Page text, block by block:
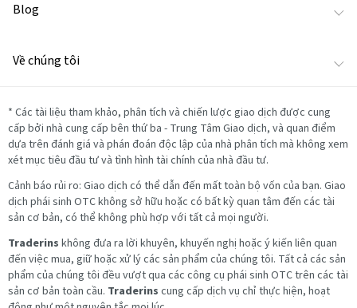
Blog
Về chúng tôi
* Các tài liệu tham khảo, phân tích và chiến lược giao dịch được cung
cấp bởi nhà cung cấp bên thứ ba - Trung Tâm Giao dịch, và quan điểm
dựa trên đánh giá và phán đoán độc lập của nhà phân tích mà không xem
xét mục tiêu đầu tư và tình hình tài chính của nhà đầu tư.
Cảnh báo rủi ro: Giao dịch có thể dẫn đến mất toàn bộ vốn của bạn. Giao
dịch phái sinh OTC không sở hữu hoặc có bất kỳ quan tâm đến các tài
sản cơ bản, có thể không phù hợp với tất cả mọi người.
Traderins không đưa ra lời khuyên, khuyến nghị hoặc ý kiến liên quan
đến việc mua, giữ hoặc xử lý các sản phẩm của chúng tôi. Tất cả các sản
phẩm của chúng tôi đều vượt qua các công cụ phái sinh OTC trên các tài
sản cơ bản toàn cầu. Traderins cung cấp dịch vụ chỉ thực hiện, hoạt